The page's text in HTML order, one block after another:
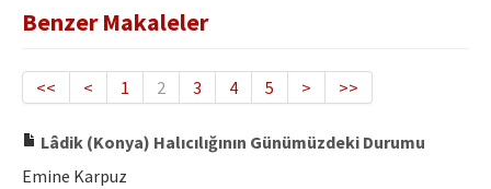
Amaç ve Kapsam
Yazar Rehberi
Benzer Makaleler
<< < 1 2 3 4 5 > >>
Lâdik (Konya) Halıcılığının Günümüzdeki Durumu
Emine Karpuz